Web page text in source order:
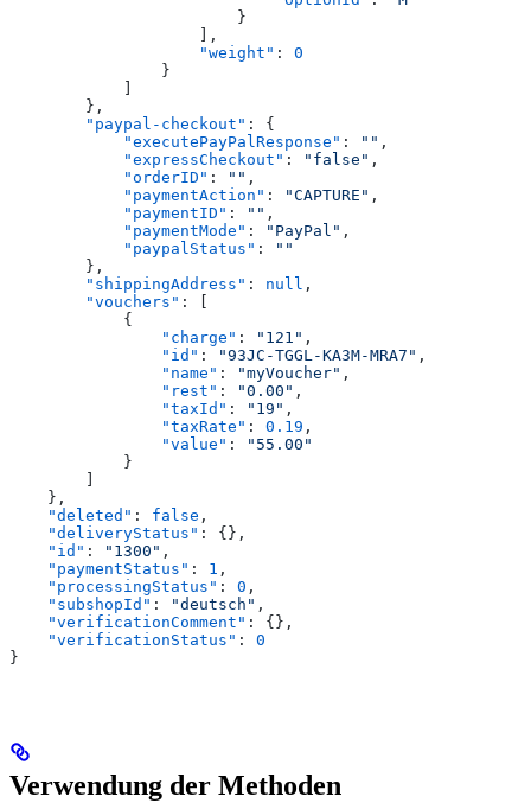
                        }
                    ],
                    "weight"
: 0
                }
        },
        "paypal-checkout"
: {
            "executePayPalResponse"
: "" ,
            "expressCheckout"
: "false" ,
            "orderID"
: "" ,
            "paymentAction"
: "CAPTURE" ,
            "paymentID"
: "" ,
            "paymentMode"
: "PayPal" ,
            "paypalStatus"
:
""
        },
        "shippingAddress"
: null ,
        "vouchers"
: [
            {
                "charge"
: "121" ,
                "id"
: "93JC-TGGL-KA3M-MRA7" ,
                "name"
: "myVoucher" ,
                "rest"
: "0.00" ,
                "taxId"
: "19" ,
                "taxRate"
: 0.19 ,
                "value"
:
"55.00"
            }
    },
    "deleted"
: false ,
    "deliveryStatus"
: {},
    "id"
: "1300" ,
    "paymentStatus"
: 1 ,
    "processingStatus"
: 0 ,
    "subshopId"
: "deutsch" ,
    "verificationComment"
: {},
    "verificationStatus"
: 0
}
Verwendung der Methoden